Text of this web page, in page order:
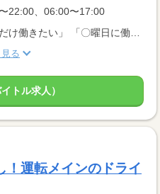
22:00、06:00〜17:00
【自己申告シフト】 「平日だけ働きたい」 「〇曜日に働きたい」 など、働き方は自分で選べます。 曜日・時間についてのご希望も 面談の際に教えてくださいね。 ※こちらは中型以上のお仕事の例です
る
トル求人）
運転メインのドライ